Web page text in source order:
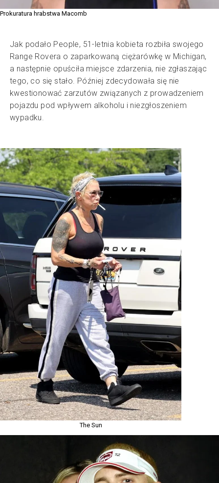
Prokuratura hrabstwa Macomb
Jak podało People, 51-letnia kobieta rozbiła swojego
Range Rovera o zaparkowaną ciężarówkę w Michigan,
a następnie opuściła miejsce zdarzenia, nie zgłaszając
tego, co się stało. Później zdecydowała się nie
kwestionować zarzutów związanych z prowadzeniem
pojazdu pod wpływem alkoholu i niezgłoszeniem
wypadku.
The Sun